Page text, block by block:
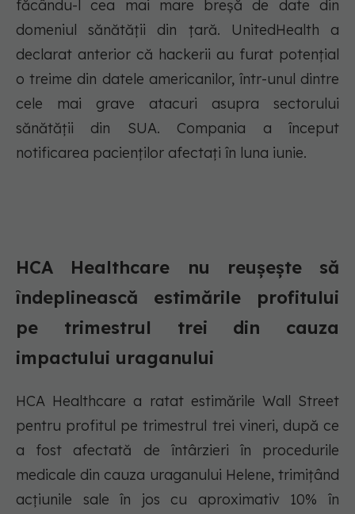
făcându-l cea mai mare breșă de date din
domeniul sănătății din țară. UnitedHealth a
declarat anterior că hackerii au furat potențial
o treime din datele americanilor, într-unul dintre
cele mai grave atacuri asupra sectorului
sănătății din SUA. Compania a început
notificarea pacienților afectați în luna iunie.
HCA Healthcare nu reușește să
îndeplinească estimările profitului
pe trimestrul trei din cauza
impactului uraganului
HCA Healthcare a ratat estimările Wall Street
pentru profitul pe trimestrul trei vineri, după ce
a fost afectată de întârzieri în procedurile
medicale din cauza uraganului Helene, trimițând
acțiunile sale în jos cu aproximativ 10% în